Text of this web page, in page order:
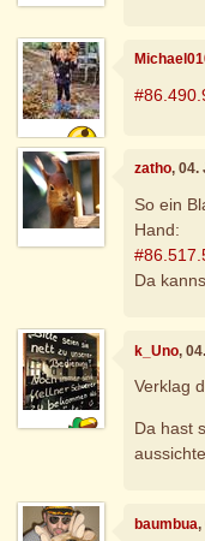
zatho, 04.
So ein
Hand:
Da
k_Uno,
Verklag
Da hast
baumbua,